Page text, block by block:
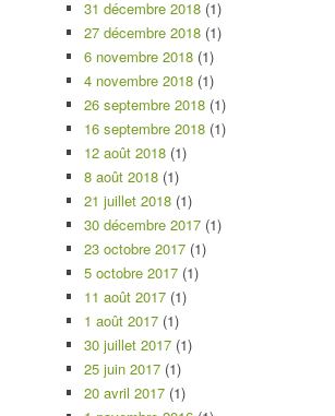
31 décembre 2018 (1)
27 décembre 2018 (1)
6 novembre 2018 (1)
4 novembre 2018 (1)
26 septembre 2018 (1)
16 septembre 2018 (1)
12 août 2018 (1)
8 août 2018 (1)
21 juillet 2018 (1)
30 décembre 2017 (1)
23 octobre 2017 (1)
5 octobre 2017 (1)
11 août 2017 (1)
1 août 2017 (1)
30 juillet 2017 (1)
25 juin 2017 (1)
20 avril 2017 (1)